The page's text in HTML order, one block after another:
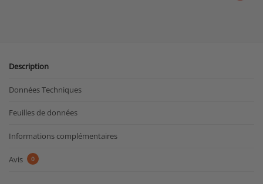
Description
Données Techniques
Feuilles de données
Informations complémentaires
Avis 0